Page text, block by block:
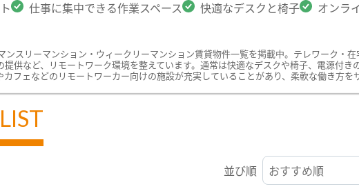
仕事に集中できる作業スペース 快適なデスクと椅子 オンラ
スリーマンション・ウィークリーマンション賃貸物件一覧を掲載中。テレワーク・
供など、リモートワーク環境を整えています。通常は快適なデスクや椅子、電源付
フェなどのリモートワーカー向けの施設が充実していることがあり、柔軟な働き方を
並び順